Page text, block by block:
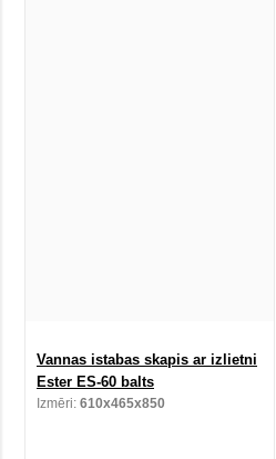
Vannas istabas skapis ar izlietni
Ester ES-60 balts
Izmēri: 610x465x850